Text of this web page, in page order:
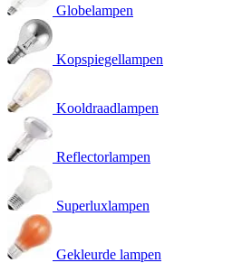
Globelampen
Kopspiegellampen
Kooldraadlampen
Reflectorlampen
Superluxlampen
Gekleurde lampen